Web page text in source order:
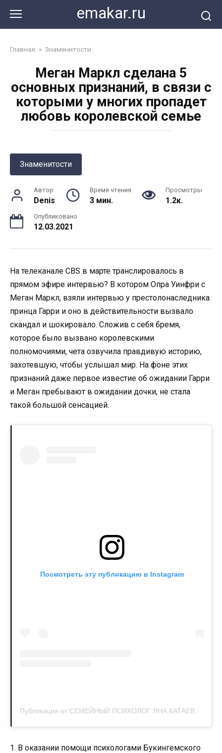
контенту
emakar.ru
Главная » Знаменитости
Меган Маркл сделана 5
основных признаний, в связи с
которыми у многих пропадет
любовь королевской семье
Знаменитости
Автор
Denis
Время чтения
3 мин.
Просмотры
1.2к.
Опубликовано
12.03.2021
На телеканале CBS в марте транслировалось в
прямом эфире интервью? В котором Опра Уинфри с
Меган Маркл, взяли интервью у престолонаследника
принца Гарри и оно в действительности вызвало
скандал и шокировало. Сложив с себя бремя,
которое было вызвано королевскими
полномочиями, чета озвучила правдивую историю,
захотевшую, чтобы услышал мир. На фоне этих
признаний даже первое известие об ожидании Гарри
и Меган пребывают в ожидании дочки, не стала
такой большой сенсацией.
Посмотреть эту публикацию в Instagram
Публикация от СЕМЕЙНЫЙ ПСИХОЛОГ ЯНА КАТАЕВА (@yanakataeva.psy)
1. В оказании помощи психологами Букингемского